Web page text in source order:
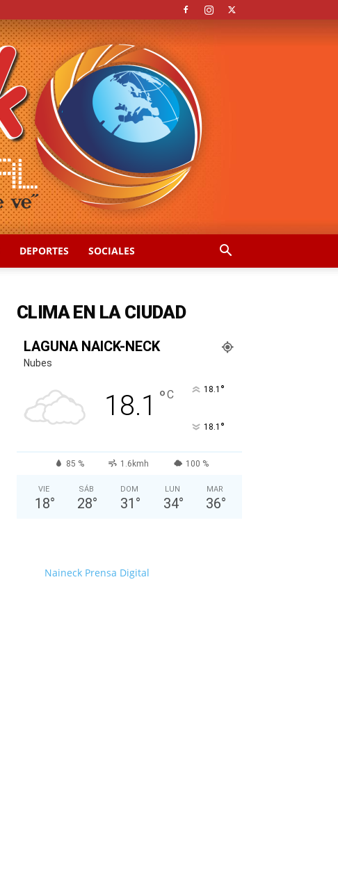
DEPORTES SOCIALES
CLIMA EN LA CIUDAD
LAGUNA NAICK-NECK
Nubes
18.1 °C 18.1 °
18.1 °
85 % 1.6kmh 100 %
VIE
18°
SÁB
28°
DOM
31 °
LUN
34°
MAR
36°
Naineck Prensa Digital